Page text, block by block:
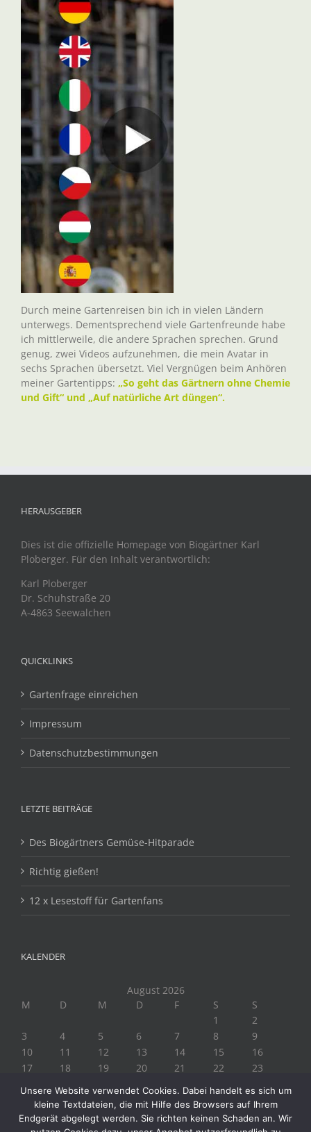
Durch meine Gartenreisen bin ich in vielen Ländern
unterwegs. Dementsprechend viele Gartenfreunde habe
ich mittlerweile, die andere Sprachen sprechen. Grund
genug, zwei Videos aufzunehmen, die mein Avatar in
sechs Sprachen übersetzt. Viel Vergnügen beim Anhören
meiner Gartentipps: „So geht das Gärtnern ohne Chemie
und Gift“ und „Auf natürliche Art düngen“.
HERAUSGEBER
Dies ist die offizielle Homepage von Biogärtner Karl
Ploberger. Für den Inhalt verantwortlich:
Karl Ploberger
Dr. Schuhstraße 20
A-4863 Seewalchen
QUICKLINKS
Gartenfrage einreichen
Impressum
Datenschutzbestimmungen
LETZTE BEITRÄGE
Des Biogärtners Gemüse-Hitparade
Richtig gießen!
12 x Lesestoff für Gartenfans
KALENDER
August 2026
M
D M D F S
S
1
2
3
4 5 6 7 8
9
10
11 12 13 14 15
16
17
18 19 20 21 22
23
« Juli
Unsere Website verwendet Cookies. Dabei handelt es sich um
kleine Textdateien, die mit Hilfe des Browsers auf Ihrem
Endgerät abgelegt werden. Sie richten keinen Schaden an. Wir